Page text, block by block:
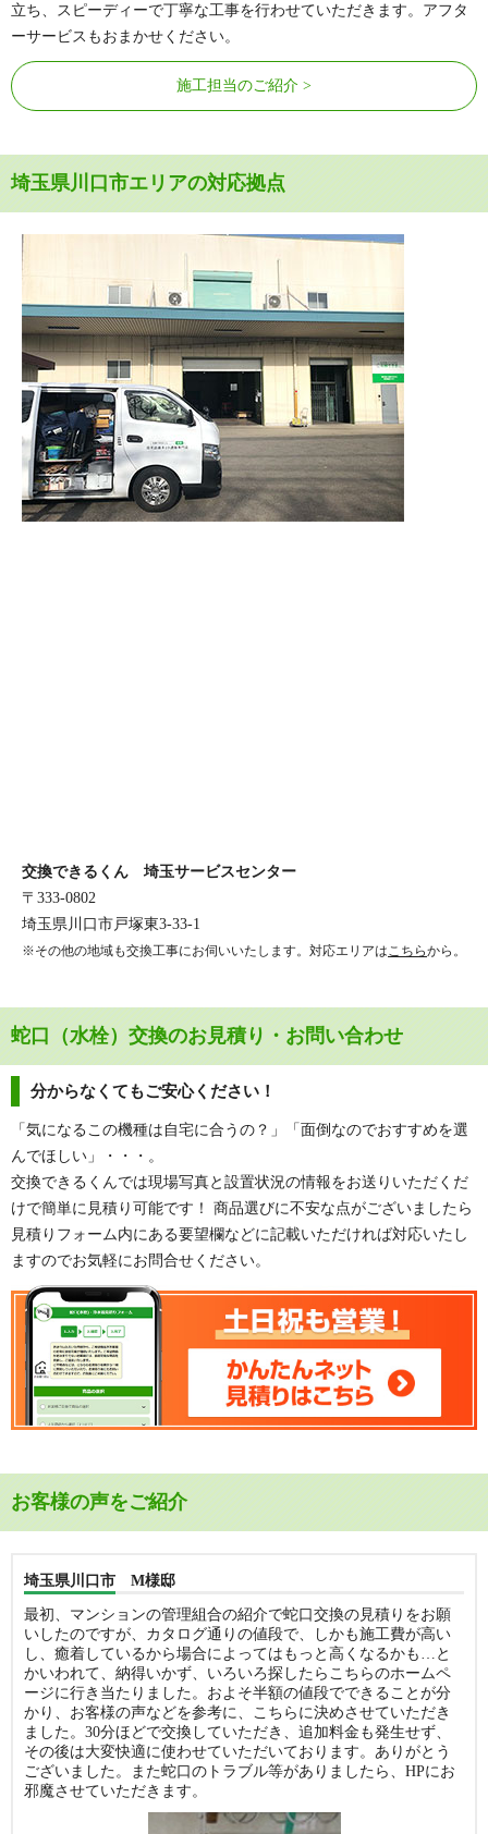
立ち、スピーディーで丁寧な工事を行わせていただきます。アフタ
ーサービスもおまかせください。
施工担当のご紹介
埼玉県川口市エリアの対応拠点
交換できるくん 埼玉サービスセンター
〒333-0802
埼玉県川口市戸塚東3-33-1
※その他の地域も交換工事にお伺いいたします。対応エリアは こちらから。
蛇口（水栓）交換のお見積り・お問い合わせ
分からなくてもご安心ください！
「気になるこの機種は自宅に合うの？」「面倒なのでおすすめを選
んでほしい」・・・。
交換できるくんでは現場写真と設置状況の情報をお送りいただくだ
けで簡単に見積り可能です！ 商品選びに不安な点がございましたら
見積りフォーム内にある要望欄などに記載いただければ対応いたし
ますのでお気軽にお問合せください。
お客様の声をご紹介
埼玉県川口市 M様邸
最初、マンションの管理組合の紹介で蛇口交換の見積りをお願
いしたのですが、カタログ通りの値段で、しかも施工費が高い
し、癒着しているから場合によってはもっと高くなるかも…と
かいわれて、納得いかず、いろいろ探したらこちらのホームペ
ージに行き当たりました。およそ半額の値段でできることが分
かり、お客様の声などを参考に、こちらに決めさせていただき
ました。30分ほどで交換していただき、追加料金も発生せず、
その後は大変快適に使わせていただいております。ありがとう
ございました。また蛇口のトラブル等がありましたら、HPにお
邪魔させていただきます。